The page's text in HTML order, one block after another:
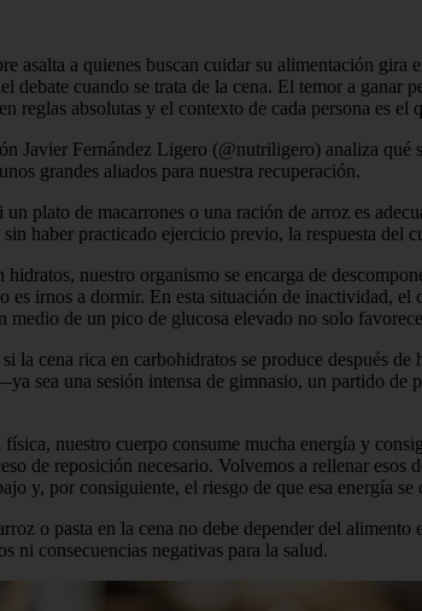
asalta a quienes buscan cuidar su alimentación
debate cuando se trata de la cena. El temor a
reglas absolutas y el contexto de cada persona es el
Javier Fernández Ligero (@nutriligero) analiza qué
grandes aliados para nuestra recuperación.
plato de macarrones o una ración de arroz es
haber practicado ejercicio previo, la respuesta del
nuestro organismo se encarga de
es irnos a dormir. En esta situación de inactividad,
medio de un pico de glucosa elevado no solo
la cena rica en carbohidratos se produce después
sea una sesión intensa de gimnasio, un partido
nuestro cuerpo consume mucha energía y
de reposición necesario. Volvemos a rellenar
y, por consiguiente, el riesgo de que esa energía
o pasta en la cena no debe depender del
ni consecuencias negativas para la salud.